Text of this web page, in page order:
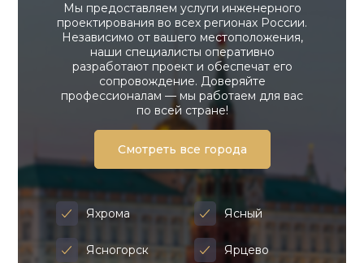
Мы предоставляем услуги инженерного
проектирования во всех регионах России.
Независимо от вашего местоположения,
наши специалисты оперативно
разработают проект и обеспечат его
сопровождение. Доверяйте
профессионалам — мы работаем для вас
по всей стране!
Смотреть все города
Яхрома Ясный
Ясногорск Ярцево